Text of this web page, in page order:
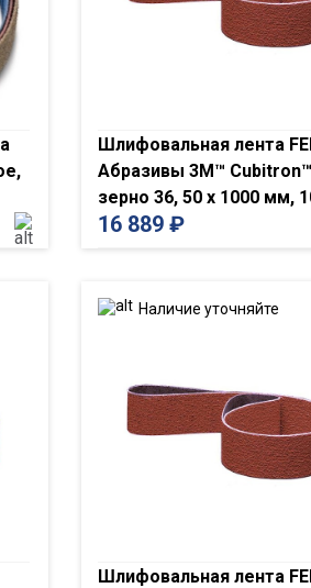
Шлифовальная лента
Абразивы 3M™
зерно 36, 50 x 1000 мм,
16 889 ₽
Наличие уточняйте
Шлифовальная лента